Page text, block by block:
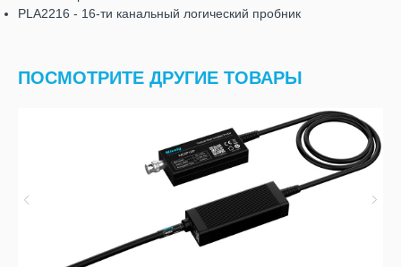
PLA2216 - 16-ти канальный логический пробник
ПОСМОТРИТЕ ДРУГИЕ ТОВАРЫ